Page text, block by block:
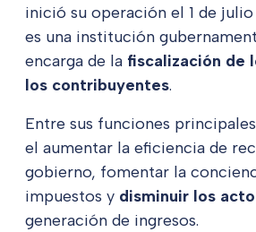
inició su operación el 1 de julio
es una institución
encarga de la fiscalización de
los contribuyentes.
Entre sus funciones
el aumentar la eficiencia de
gobierno, fomentar la
impuestos y disminuir los
generación de ingresos.